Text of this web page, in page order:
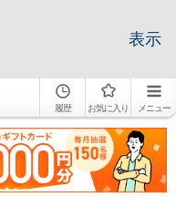
表示
履歴 お気に入り メニュー